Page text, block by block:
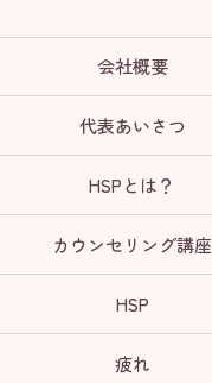
会社概要
代表あいさつ
HSPとは？
カウンセリング講座
HSP
疲れ